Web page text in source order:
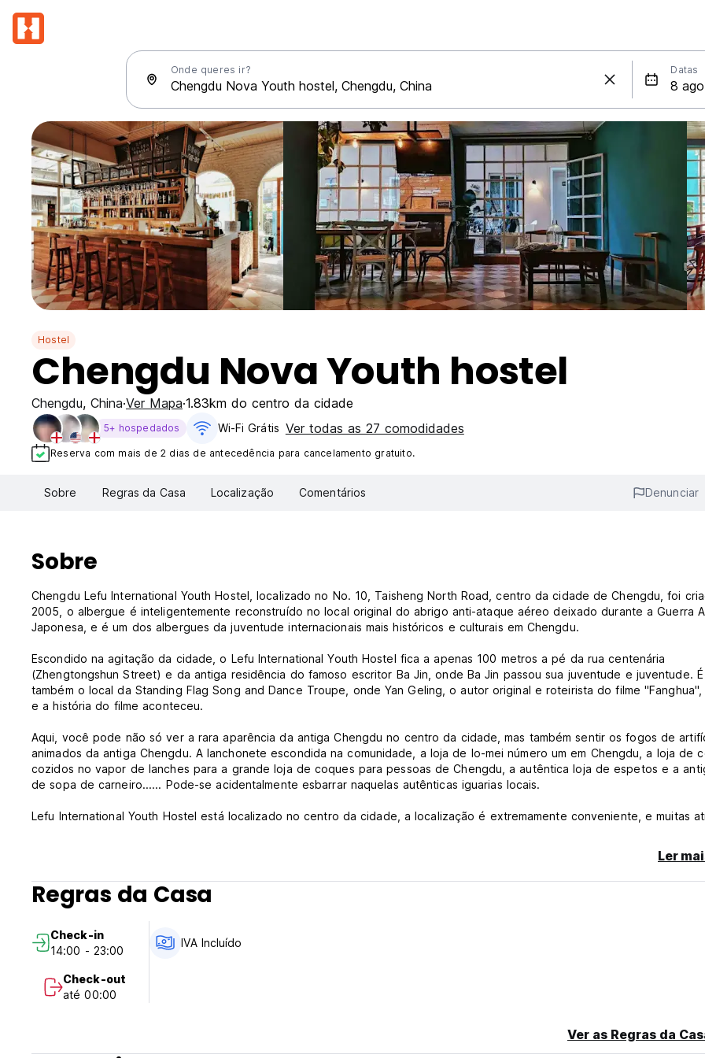
Onde queres ir? Datas
Hostel
Chengdu Nova Youth hostel
Chengdu, China Ver Mapa 1.83km do centro da cidade
5+ hospedados Wi-Fi Grátis Ver todas as 27 comodidades
Reserva com mais de 2 dias de antecedência para cancelamento gratuito.
Sobre Regras da Casa Localização Comentários Denunciar
Sobre
Chengdu Lefu International Youth Hostel, localizado no No. 10, Taisheng North Road, centro da cidade de Chengdu, foi
2005, o albergue é inteligentemente reconstruído no local original do abrigo anti-ataque aéreo deixado durante a Guerra
Japonesa, e é um dos albergues da juventude internacionais mais históricos e culturais em Chengdu.
Escondido na agitação da cidade, o Lefu International Youth Hostel fica a apenas 100 metros a pé da rua centenária
(Zhengtongshun Street) e da antiga residência do famoso escritor Ba Jin, onde Ba Jin passou sua juventude e juventude. É
também o local da Standing Flag Song and Dance Troupe, onde Yan Geling, o autor original e roteirista do filme
e a história do filme aconteceu.
Aqui, você pode não só ver a rara aparência da antiga Chengdu no centro da cidade, mas também sentir os fogos de
animados da antiga Chengdu. A lanchonete escondida na comunidade, a loja de lo-mei número um em Chengdu, a loja de
cozidos no vapor de lanches para a grande loja de coques para pessoas de Chengdu, a autêntica loja de espetos e a
de sopa de carneiro...... Pode-se acidentalmente esbarrar naquelas autênticas iguarias locais.
Lefu International Youth Hostel está localizado no centro da cidade, a localização é extremamente conveniente, e muitas
1 parada para Taikoo Li e Chunxi Road
2 paradas para Kuanzhai Alley e Parque do Povo
A 2 paragens da Torre de TV 339
8 estações para Chengdu West Railway Station
9 paradas para a base de reprodução de pandas gigantes
Leva apenas 1 parada para passar para a Linha 1 e Linha 3
(3) Paragem de autocarro mesmo em frente à loja (18, 53, 45)
Ler
Regras da Casa
Check-in
14:00 - 23:00
Check-out
até 00:00
IVA Incluído
Ver as Regras da